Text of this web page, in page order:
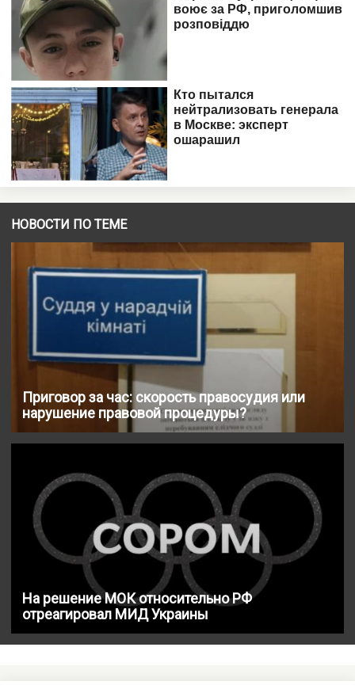
НОВОСТИ ПО ТЕМЕ
Приговор за час: скорость правосудия или
нарушение правовой процедуры?
На решение МОК относительно РФ
отреагировал МИД Украины